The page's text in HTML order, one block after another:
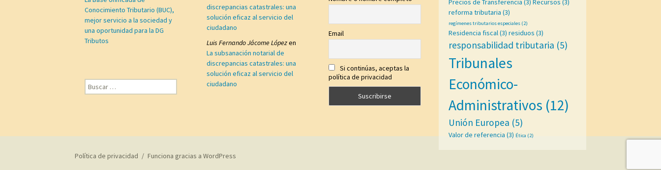
Precios de Transferencia (3) Recursos (3)
reforma tributaria (3)
regímenes tributarios especiales (2)
Residencia fiscal(3) residuos (3)
responsabilidad tributaria (5)
Tribunales
Económico-
Administrativos (12)
Unión Europea (5)
Valor de referencia (3) Ética (2)
Conocimiento Tributario (BUC),
mejor servicio a la sociedad y
una oportunidad para la DG
Tributos
discrepancias catastrales: una
solución eficaz al servicio del
ciudadano
Luis Fernando Jácome Lópezen
La subsanación notarial de
discrepancias catastrales: una
solución eficaz al servicio del
ciudadano
Email
Si continúas, aceptas la
política de privacidad
Buscar:
Política de privacidad Funciona gracias a WordPress